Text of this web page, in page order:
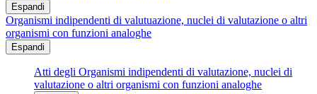
Espandi
Organismi indipendenti di valutuazione, nuclei di valutazione o altri
organismi con funzioni analoghe
Espandi
Atti degli Organismi indipendenti di valutazione, nuclei di
valutazione o altri organismi con funzioni analoghe